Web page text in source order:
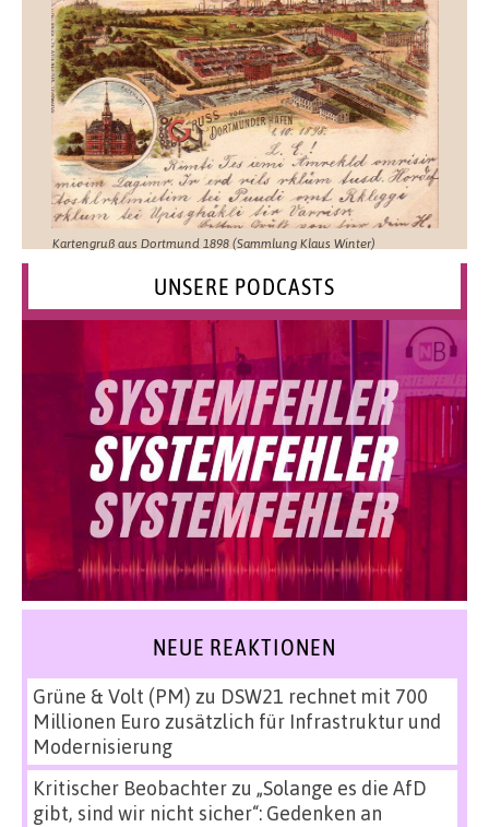
Kartengruß aus Dortmund 1898 (Sammlung Klaus Winter)
UNSERE PODCASTS
NEUE REAKTIONEN
Grüne & Volt (PM) zu DSW21 rechnet mit 700
Millionen Euro zusätzlich für Infrastruktur und
Modernisierung
Kritischer Beobachterzu „Solange es die AfD
gibt, sind wir nicht sicher“: Gedenken an